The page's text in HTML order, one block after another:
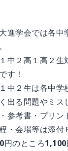
進学会では各中
中２高１高２生
す！
中２生は各中学
出る問題やミ
参考書・プリン
・会場等は添付
円のところ1,100